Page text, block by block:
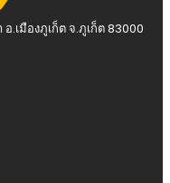
.เมืองภูเก็ต จ.ภูเก็ต 83000